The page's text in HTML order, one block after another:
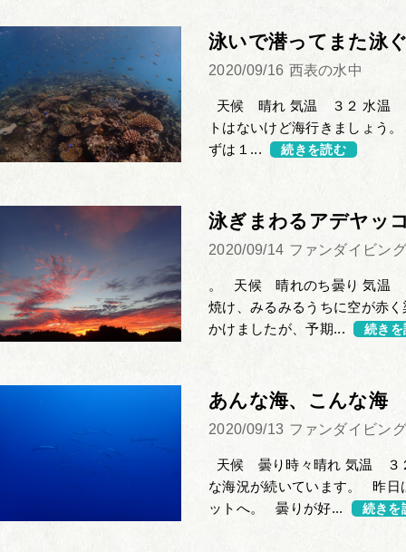
泳いで潜ってまた泳
2020/09/16 西表の水中
天候 晴れ 気温 ３２ 水温
トはないけど海行きましょう
ずは１...
続きを読む
泳ぎまわるアデヤッ
2020/09/14 ファンダイビン
。 天候 晴れのち曇り 気温
焼け、みるみるうちに空が赤
かけましたが、予期...
続き
あんな海、こんな海
2020/09/13 ファンダイビン
天候 曇り時々晴れ 気温 ３
な海況が続いています。 昨日
ットへ。 曇りが好...
続きを